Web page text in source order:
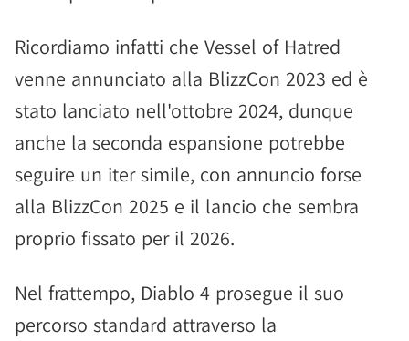
Ricordiamo infatti che Vessel of Hatred
venne annunciato alla BlizzCon 2023 ed è
stato lanciato nell'ottobre 2024, dunque
anche la seconda espansione potrebbe
seguire un iter simile, con annuncio forse
alla BlizzCon 2025 e il lancio che sembra
proprio fissato per il 2026.
Nel frattempo, Diablo 4 prosegue il suo
percorso standard attraverso la